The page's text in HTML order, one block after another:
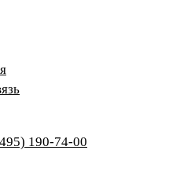
190-74-00